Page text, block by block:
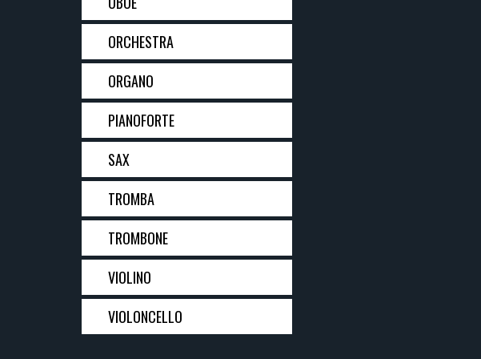
ORCHESTRA
ORGANO
PIANOFORTE
SAX
TROMBA
TROMBONE
VIOLINO
VIOLONCELLO